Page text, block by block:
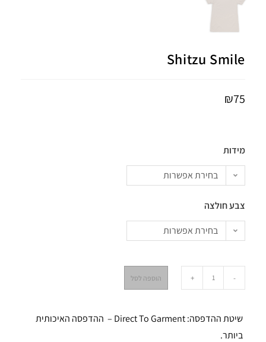
Shitzu Smile
₪75
מידות
בחירת אפשרות
צבע חולצה
בחירת אפשרות
-
+ הוספה לסל
שיטת ההדפסה: Direct To Garment – ההדפסה האיכותית
ביותר.